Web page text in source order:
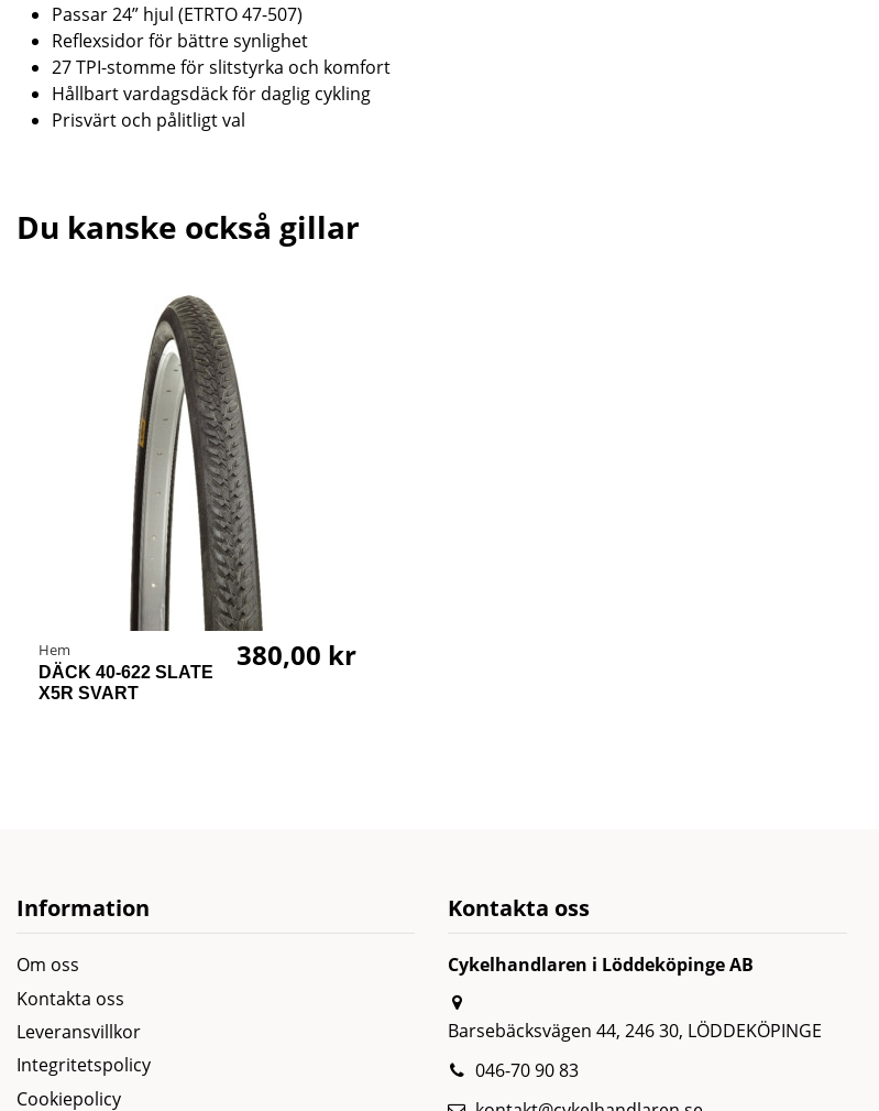
Passar 24” hjul (ETRTO 47-507)
Reflexsidor för bättre synlighet
27 TPI-stomme för slitstyrka och komfort
Hållbart vardagsdäck för daglig cykling
Prisvärt och pålitligt val
Du kanske också gillar
Hem
DÄCK 40-622 SLATE
X5R SVART
380,00 kr
Information
Om oss
Kontakta oss
Leveransvillkor
Integritetspolicy
Cookiepolicy
Kontakta oss
Cykelhandlaren i Löddeköpinge AB
Barsebäcksvägen 44, 246 30, LÖDDEKÖPINGE
046-70 90 83